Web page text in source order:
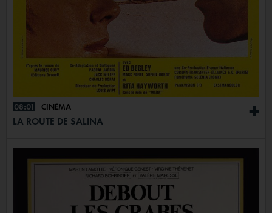
+
08:01 CINÉMA
LA ROUTE DE SALINA